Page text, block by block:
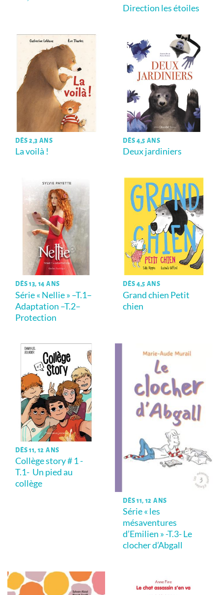
Direction les étoiles
DÈS 2,3 ANS
La voilà !
DÈS 4,5 ANS
Deux jardiniers
DÈS 13, 14 ANS
Série « Nellie » –T.1–
Adaptation –T.2–
Protection
DÈS 4,5 ANS
Grand chien Petit
chien
DÈS 11, 12 ANS
Collège story # 1 -
T.1- Un pied au
collège
DÈS 11, 12 ANS
Série « les
mésaventures
d’Emilien » -T.3- Le
clocher d’Abgall